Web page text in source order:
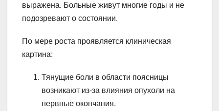
выражена. Больные живут многие годы и не
подозревают о состоянии.
По мере роста проявляется клиническая
картина:
Тянущие боли в области поясницы
возникают из-за влияния опухоли на
нервные окончания.